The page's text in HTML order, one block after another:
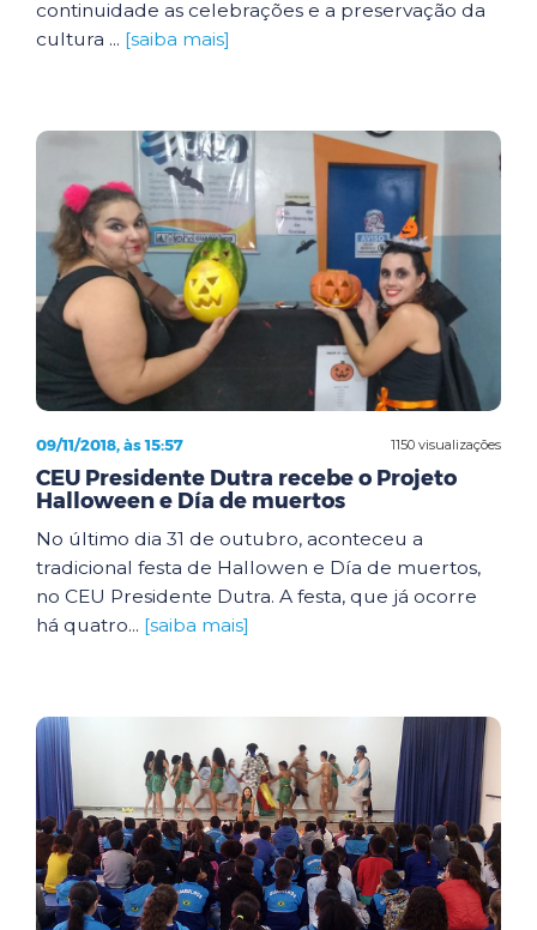
continuidade as celebrações e a preservação da
cultura ... [saiba mais]
1150 visualizações
09/11/2018, às 15:57
CEU Presidente Dutra recebe o Projeto
Halloween e Día de muertos
No último dia 31 de outubro, aconteceu a
tradicional festa de Hallowen e Día de muertos,
no CEU Presidente Dutra. A festa, que já ocorre
há quatro... [saiba mais]